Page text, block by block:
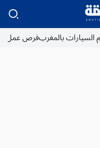
السيارات بالمغربفرص عمل